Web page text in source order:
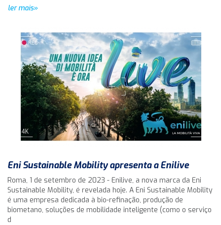
ler mais»
Eni Sustainable Mobility apresenta a Enilive
Roma, 1 de setembro de 2023 - Enilive, a nova marca da Eni
Sustainable Mobility, é revelada hoje. A Eni Sustainable Mobility
é uma empresa dedicada à bio-refinação, produção de
biometano, soluções de mobilidade inteligente (como o serviço
d